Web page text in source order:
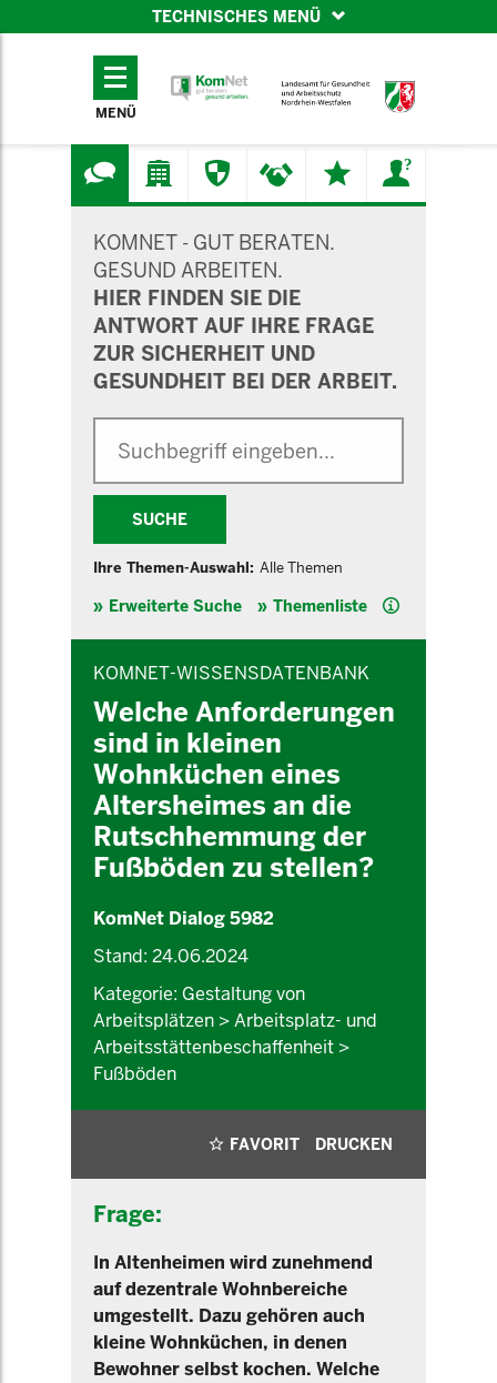
TECHNISCHES MENÜ
TECHNISCHES
MENÜ
KOMNET - GUT BERATEN.
GESUND ARBEITEN.
HIER FINDEN SIE DIE
ANTWORT AUF IHRE FRAGE
ZUR SICHERHEIT UND
GESUNDHEIT BEI DER ARBEIT.
SUCHE
Ihre Themen-Auswahl: Alle Themen
Erweiterte Suche Themenliste Hilfe
KOMNET-WISSENSDATENBANK
Welche Anforderungen
sind in kleinen
Wohnküchen eines
Altersheimes an die
Rutschhemmung der
Fußböden zu stellen?
KomNet Dialog 5982
Stand: 24.06.2024
Kategorie: Gestaltung von
Arbeitsplätzen > Arbeitsplatz- und
Arbeitsstättenbeschaffenheit >
Fußböden
FAVORIT DRUCKEN
Frage:
In Altenheimen wird zunehmend
auf dezentrale Wohnbereiche
umgestellt. Dazu gehören auch
kleine Wohnküchen, in denen
Bewohner selbst kochen. Welche